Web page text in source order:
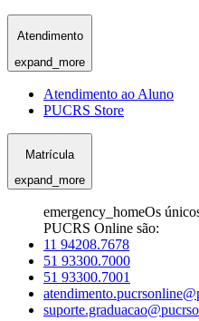
Atendimento
expand_more
Atendimento ao Aluno
PUCRS Store
Matrícula
expand_more
emergency_homeOs
PUCRS Online são:
11 94208.7678
51 93300.7000
51 93300.7001